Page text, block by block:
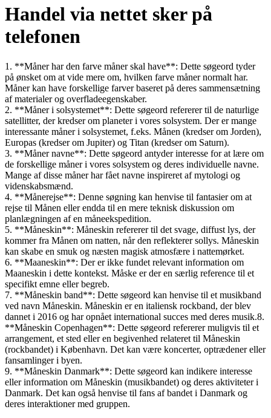
Handel via nettet sker på
telefonen
1. **Måner har den farve måner skal have**: Dette søgeord tyder
på ønsket om at vide mere om, hvilken farve måner normalt har.
Måner kan have forskellige farver baseret på deres sammensætning
af materialer og overfladeegenskaber.
2. **Måner i solsystemet**: Dette søgeord refererer til de naturlige
satellitter, der kredser om planeter i vores solsystem. Der er mange
interessante måner i solsystemet, f.eks. Månen (kredser om Jorden),
Europas (kredser om Jupiter) og Titan (kredser om Saturn).
3. **Måner navne**: Dette søgeord antyder interesse for at lære om
de forskellige måner i vores solsystem og deres individuelle navne.
Mange af disse måner har fået navne inspireret af mytologi og
videnskabsmænd.
4. **Månerejse**: Denne søgning kan henvise til fantasier om at
rejse til Månen eller endda til en mere teknisk diskussion om
planlægningen af en måneekspedition.
5. **Måneskin**: Måneskin refererer til det svage, diffust lys, der
kommer fra Månen om natten, når den reflekterer sollys. Måneskin
kan skabe en smuk og næsten magisk atmosfære i nattemørket.
6. **Maaneskin**: Der er ikke fundet relevant information om
Maaneskin i dette kontekst. Måske er der en særlig reference til et
specifikt emne eller begreb.
7. **Måneskin band**: Dette søgeord kan henvise til et musikband
ved navn Måneskin. Måneskin er en italiensk rockband, der blev
dannet i 2016 og har opnået international succes med deres musik.8.
**Måneskin Copenhagen**: Dette søgeord refererer muligvis til et
arrangement, et sted eller en begivenhed relateret til Måneskin
(rockbandet) i København. Det kan være koncerter, optrædener eller
fansamlinger i byen.
9. **Måneskin Danmark**: Dette søgeord kan indikere interesse
eller information om Måneskin (musikbandet) og deres aktiviteter i
Danmark. Det kan også henvise til fans af bandet i Danmark og
deres interaktioner med gruppen.